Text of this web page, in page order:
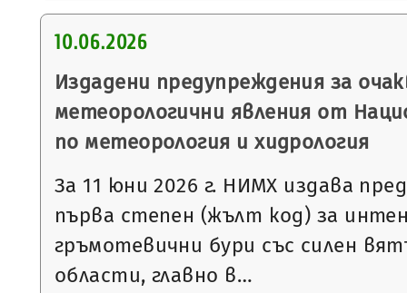
10.06.2026
Издадени предупреждения за
метеорологични явления от
по метеорология и хидрология
За 11 юни 2026 г. НИМХ издава
първа степен (жълт код) за
гръмотевични бури със силен
области, главно в…